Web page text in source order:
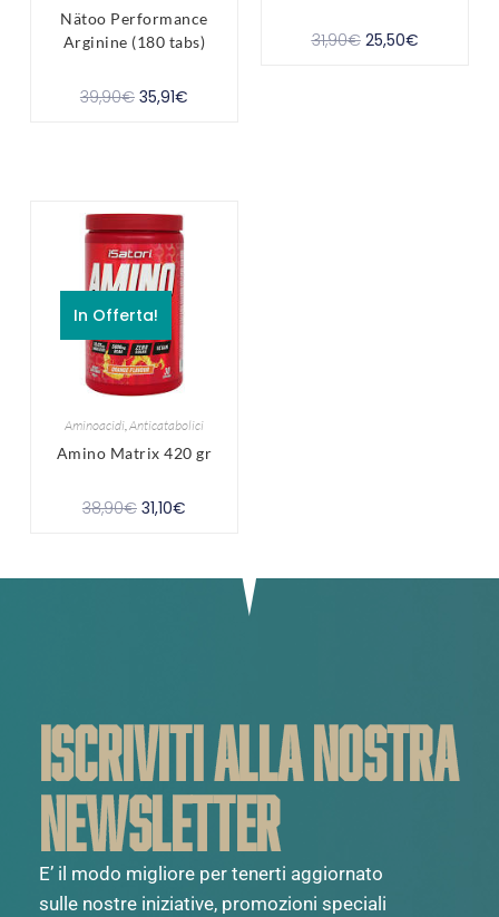
Nätoo Performance
Arginine (180 tabs)
39,90€ 35,91€
31,90€ 25,50€
In Offerta!
Aminoacidi,Anticatabolici
Amino Matrix 420 gr
38,90€ 31,10€
ISCRIVITI ALLA NOSTRA
NEWSLETTER
E’ il modo migliore per tenerti aggiornato
sulle nostre iniziative, promozioni speciali